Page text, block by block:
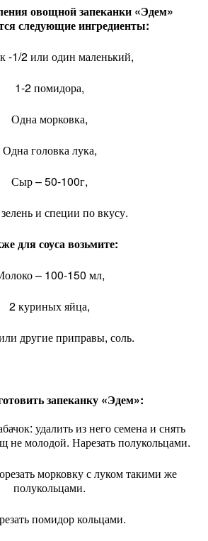
овощной запеканки «Эдем»
следующие ингредиенты:
-1/2 или один маленький,
1-2 помидора,
Одна морковка,
Одна головка лука,
Сыр – 50-100г,
и специи по вкусу.
для соуса возьмите:
– 100-150 мл,
2 куриных яйца,
другие приправы, соль.
запеканку «Эдем»:
удалить из него семена и снять
не молодой. Нарезать полукольцами.
морковку с луком такими же
полукольцами.
помидор кольцами.